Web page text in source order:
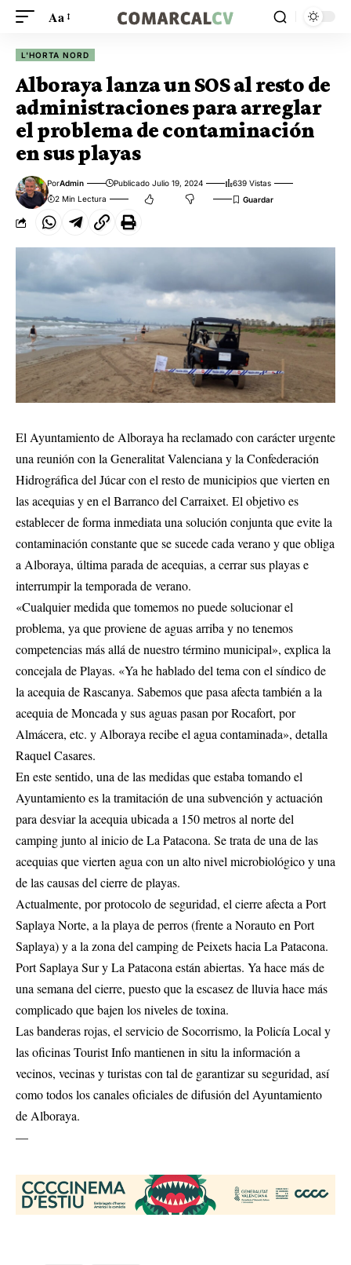
Aa
L'HORTA NORD
Alboraya lanza un SOS al resto de
administraciones para arreglar
el problema de contaminación
en sus playas
PorAdmin Publicado Julio 19, 2024
639 Vistas
2 Min Lectura
El Ayuntamiento de Alboraya ha reclamado con carácter urgente
una reunión con la Generalitat Valenciana y la Confederación
Hidrográfica del Júcar con el resto de municipios que vierten en
las acequias y en el Barranco del Carraixet. El objetivo es
establecer de forma inmediata una solución conjunta que evite la
contaminación constante que se sucede cada verano y que obliga
a Alboraya, última parada de acequias, a cerrar sus playas e
interrumpir la temporada de verano.
«Cualquier medida que tomemos no puede solucionar el
problema, ya que proviene de aguas arriba y no tenemos
competencias más allá de nuestro término municipal», explica la
concejala de Playas. «Ya he hablado del tema con el síndico de
la acequia de Rascanya. Sabemos que pasa afecta también a la
acequia de Moncada y sus aguas pasan por Rocafort, por
Almácera, etc. y Alboraya recibe el agua contaminada», detalla
Raquel Casares.
En este sentido, una de las medidas que estaba tomando el
Ayuntamiento es la tramitación de una subvención y actuación
para desviar la acequia ubicada a 150 metros al norte del
camping junto al inicio de La Patacona. Se trata de una de las
acequias que vierten agua con un alto nivel microbiológico y una
de las causas del cierre de playas.
Actualmente, por protocolo de seguridad, el cierre afecta a Port
Saplaya Norte, a la playa de perros (frente a Norauto en Port
Saplaya) y a la zona del camping de Peixets hacia La Patacona.
Port Saplaya Sur y La Patacona están abiertas. Ya hace más de
una semana del cierre, puesto que la escasez de lluvia hace más
complicado que bajen los niveles de toxina.
Las banderas rojas, el servicio de Socorrismo, la Policía Local y
las oficinas Tourist Info mantienen in situ la información a
vecinos, vecinas y turistas con tal de garantizar su seguridad, así
como todos los canales oficiales de difusión del Ayuntamiento
de Alboraya.
—